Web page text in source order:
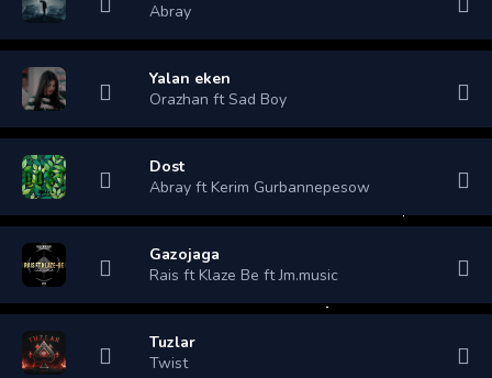
Abray
Yalan eken
Orazhan ft Sad Boy
Dost
Abray ft Kerim Gurbannepesow
Gazojaga
Rais ft Klaze Be ft Jm.music
Tuzlar
Twist